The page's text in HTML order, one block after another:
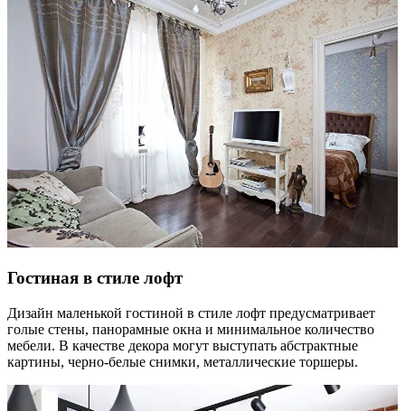
Гостиная в стиле лофт
Дизайн маленькой гостиной в стиле лофт предусматривает
голые стены, панорамные окна и минимальное количество
мебели. В качестве декора могут выступать абстрактные
картины, черно-белые снимки, металлические торшеры.